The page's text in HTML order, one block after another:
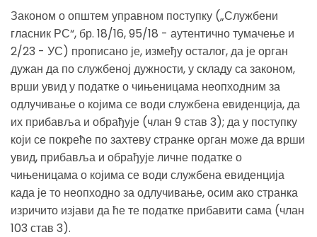
Законом о општем управном поступку („Службени
гласник РС“, бр. 18/16, 95/18 - аутентично тумачење и
2/23 - УС) прописано је, између осталог, да је орган
дужан да по службеној дужности, у складу са законом,
врши увид у податке о чињеницама неопходним за
одлучивање о којима се води службена евиденција, да
их прибавља и обрађује (члан 9 став 3); да у поступку
који се покреће по захтеву странке орган може да врши
увид, прибавља и обрађује личне податке о
чињеницама о којима се води службена евиденција
када је то неопходно за одлучивање, осим ако странка
изричито изјави да ће те податке прибавити сама (члан
103 став 3).